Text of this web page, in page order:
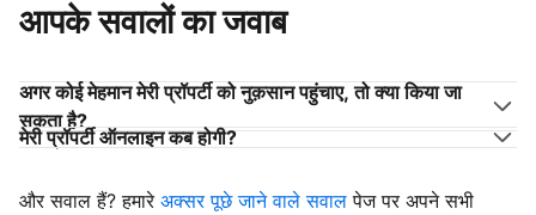
आपके सवालों का जवाब
अगर कोई मेहमान मेरी प्रॉपर्टी को नुक़सान पहुंचाए, तो क्या किया जा
सकता है?
मेरी प्रॉपर्टी ऑनलाइन कब होगी?
और सवाल हैं? हमारे अक्सर पूछे जाने वाले सवाल पेज पर अपने सभी